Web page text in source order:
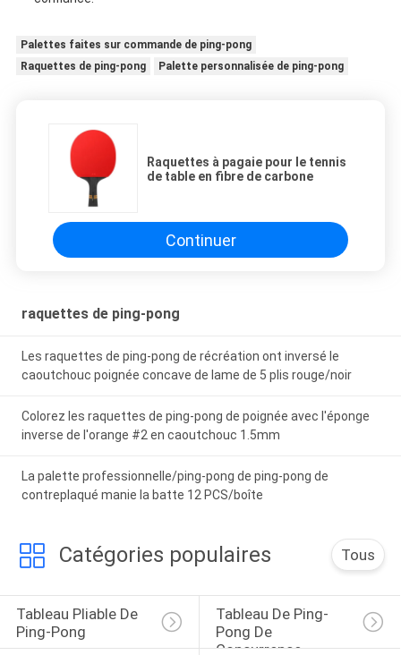
Palettes faites sur commande de ping-pong
Raquettes de ping-pong
Palette personnalisée de ping-pong
Raquettes à pagaie pour le tennis
de table en fibre de carbone
Continuer
raquettes de ping-pong
Les raquettes de ping-pong de récréation ont inversé le
caoutchouc poignée concave de lame de 5 plis rouge/noir
Colorez les raquettes de ping-pong de poignée avec l'éponge
inverse de l'orange #2 en caoutchouc 1.5mm
La palette professionnelle/ping-pong de ping-pong de
contreplaqué manie la batte 12 PCS/boîte
Catégories populaires Tous
Tableau Pliable De
Ping-Pong
Tableau De Ping-
Pong De
Concurrence